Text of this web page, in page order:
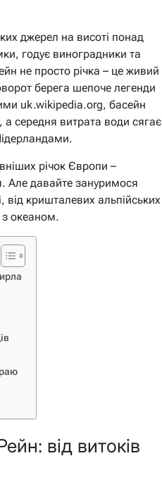
джерел на висоті понад
годує виноградники та
не просто річка – це живий
берега шепоче легенди
uk.wikipedia.org, басейн
а середня витрата води сягає
річок Європи –
Але давайте зануримося
кришталевих альпійських
з океаном.
раю
від витоків